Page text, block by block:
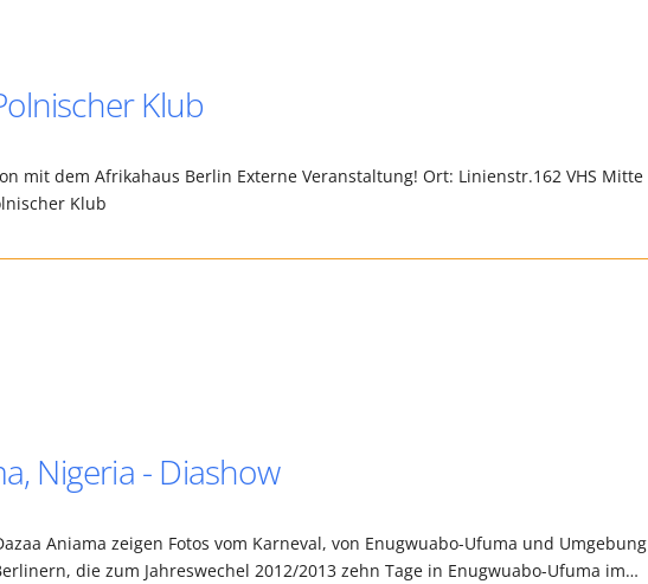
Klub
mit dem Afrikahaus Berlin Externe Veranstaltung! Ort: Linienstr.162 VHS Mitte
Klub
Nigeria - Diashow
Aniama zeigen Fotos vom Karneval, von Enugwuabo-Ufuma und Umgebung
die zum Jahreswechel 2012/2013 zehn Tage in Enugwuabo-Ufuma im…